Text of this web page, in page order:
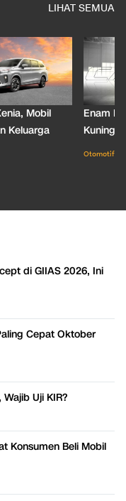
LIHAT SEMUA
Mobil
Keluarga
Enam
Kuning
Otomotif
di GIIAS 2026, Ini
Cepat Oktober
Uji KIR?
Konsumen Beli Mobil